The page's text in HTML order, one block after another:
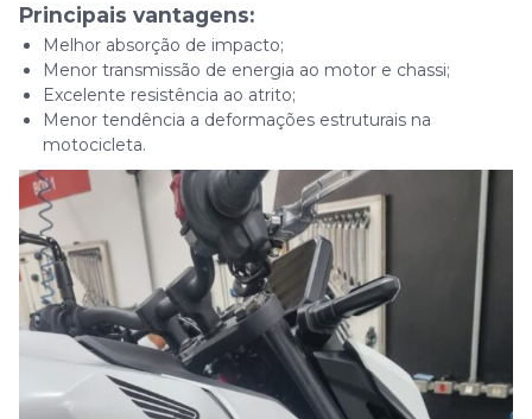
Principais vantagens:
Melhor absorção de impacto;
Menor transmissão de energia ao motor e chassi;
Excelente resistência ao atrito;
Menor tendência a deformações estruturais na
motocicleta.